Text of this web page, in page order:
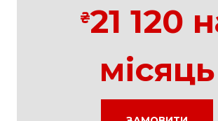
21 120
місяць